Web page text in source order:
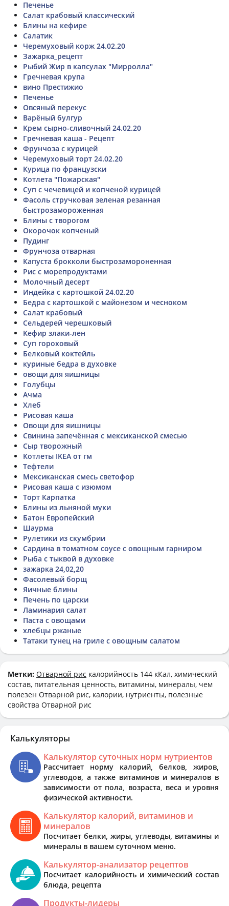
Печенье
Салат крабовый классический
Блины на кефире
Салатик
Черемуховый корж 24.02.20
Зажарка_рецепт
Рыбий Жир в капсулах "Мирролла"
Гречневая крупа
вино Престижио
Печенье
Овсяный перекус
Варёный булгур
Крем сырно-сливочный 24.02.20
Гречневая каша - Рецепт
Фрунчоза с курицей
Черемуховый торт 24.02.20
Курица по французски
Котлета "Пожарская"
Суп с чечевицей и копченой курицей
Фасоль стручковая зеленая резанная
быстрозамороженная
Блины с творогом
Окорочок копченый
Пудинг
Фрунчоза отварная
Капуста брокколи быстрозамороненная
Рис с морепродуктами
Молочный десерт
Индейка с картошкой 24.02.20
Бедра с картошкой с майонезом и чесноком
Салат крабовый
Сельдерей черешковый
Кефир злаки-лен
Суп гороховый
Белковый коктейль
куриные бедра в духовке
овощи для яишницы
Голубцы
Ачма
Хлеб
Рисовая каша
Овощи для яишницы
Свинина запечённая с мексиканской смесью
Сыр творожный
Котлеты IKEA от гм
Тефтели
Мексиканская смесь светофор
Рисовая каша с изюмом
Торт Карпатка
Блины из льняной муки
Батон Европейский
Шаурма
Рулетики из скумбрии
Сардина в томатном соусе с овощным гарниром
Рыба с тыквой в духовке
зажарка 24,02,20
Фасолевый борщ
Яичные блины
Печень по царски
Ламинария салат
Паста с овощами
хлебцы ржаные
Татаки тунец на гриле с овощным салатом
Метки: Отварной рис калорийность 144 кКал, химический
состав, питательная ценность, витамины, минералы, чем
полезен Отварной рис, калории, нутриенты, полезные
свойства Отварной рис
Калькуляторы
Калькулятор суточных норм нутриентов
Рассчитает норму калорий, белков, жиров,
углеводов, а также витаминов и минералов в
зависимости от пола, возраста, веса и уровня
физической активности.
Калькулятор калорий, витаминов и
минералов
Посчитает белки, жиры, углеводы, витамины и
минералы в вашем суточном меню.
Калькулятор-анализатор рецептов
Посчитает калорийность и химический состав
блюда, рецепта
Продукты-лидеры